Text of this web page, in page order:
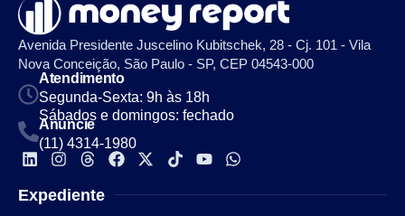
Avenida Presidente Juscelino Kubitschek, 28 - Cj. 101 - Vila
Nova Conceição, São Paulo - SP, CEP 04543-000
Atendimento
Segunda-Sexta: 9h às 18h
Sábados e domingos: fechado
Anuncie
(11) 4314-1980
Expediente